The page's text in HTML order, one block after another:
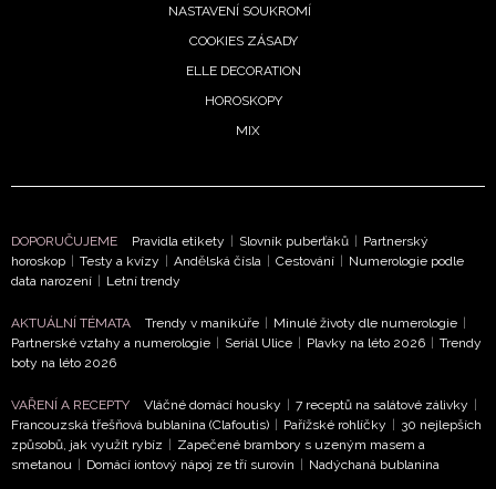
NASTAVENÍ SOUKROMÍ
COOKIES ZÁSADY
ELLE DECORATION
HOROSKOPY
MIX
DOPORUČUJEME Pravidla etikety | Slovník puberťáků | Partnerský
horoskop | Testy a kvízy | Andělská čísla | Cestování | Numerologie podle
data narození | Letní trendy
AKTUÁLNÍ TÉMATA Trendy v manikúře | Minulé životy dle numerologie |
Partnerské vztahy a numerologie | Seriál Ulice | Plavky na léto 2026 | Trendy
boty na léto 2026
VAŘENÍ A RECEPTY Vláčné domácí housky | 7 receptů na salátové zálivky |
Francouzská třešňová bublanina (Clafoutis) | Pařížské rohlíčky | 30 nejlepších
způsobů, jak využít rybíz | Zapečené brambory s uzeným masem a
smetanou | Domácí iontový nápoj ze tří surovin | Nadýchaná bublanina